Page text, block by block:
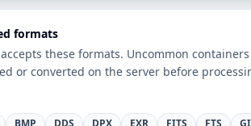
formats
these formats. Uncommon
or converted on the server before
BMP DDS DPX EXR FITS FTS